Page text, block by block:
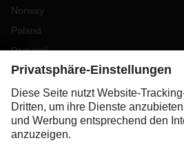
Norway
Poland
Portugal
Romania
Slovakia
Spain
Sweden